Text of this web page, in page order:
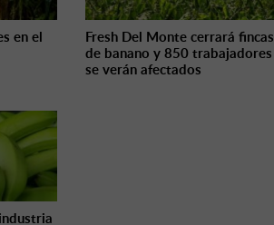
en el
Fresh Del Monte cerrará fincas
de banano y 850 trabajadores
se verán afectados